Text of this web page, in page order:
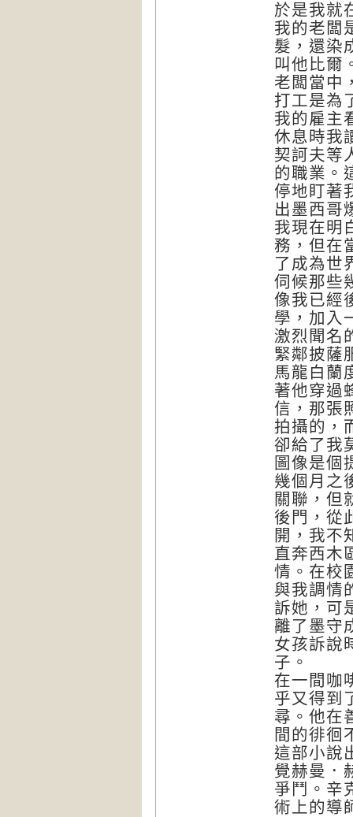
於是我就
我的老闆
髮，還染
叫他比爾
老闆當中
打工是為
我的雇主
休息時我
契訶夫等
的職業。
停地盯著
出墨西哥
我現在明
務，但在
了成為世
伺候那些
像我已經
學，加入
激烈聞名
緊鄰披薩
馬龍白蘭
著他穿過
信，那張
拍攝的，
卻給了我
圖像是個
幾個月之
關聯，但
後門，從
開，我不
直奔西木
情。在校
與我調情
訴她，可
離了墨守
女孩訴說
子。
在一間咖
乎又得到
尋。他在
間的徘徊
這部小說
覺赫曼．
爭鬥。辛
術上的導